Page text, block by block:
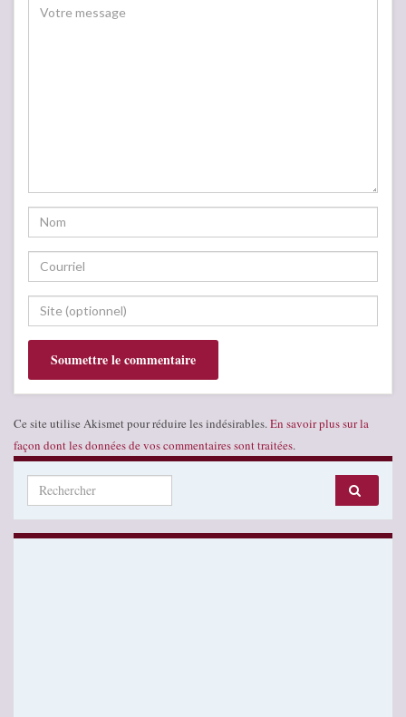
Ce site utilise Akismet pour réduire les indésirables. En savoir plus sur la
façon dont les données de vos commentaires sont traitées.
Search for: